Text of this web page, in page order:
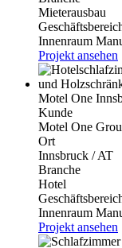
Mieterausbau
Innenraum
Projekt ansehen
Motel One
Kunde
Motel One
Ort
Innsbruck / AT
Branche
Hotel
Innenraum
Projekt ansehen